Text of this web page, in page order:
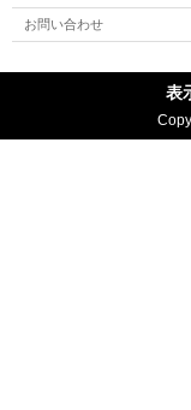
お問い合わせ
表